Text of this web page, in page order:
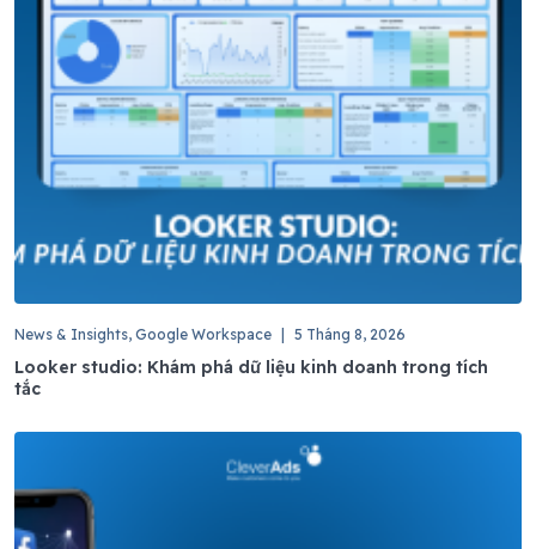
News & Insights, Google Workspace 5 Tháng 8, 2026
Looker studio: Khám phá dữ liệu kinh doanh trong tích
tắc